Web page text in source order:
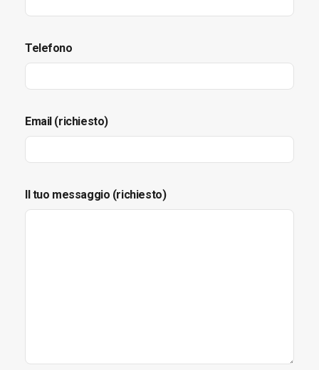
Telefono
Email (richiesto)
Il tuo messaggio (richiesto)